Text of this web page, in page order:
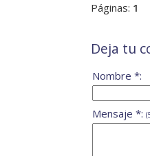
Páginas: 1
Deja tu
Nombre *:
Mensaje *: